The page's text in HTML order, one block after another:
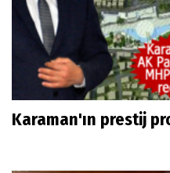
Karaman'ın prestij